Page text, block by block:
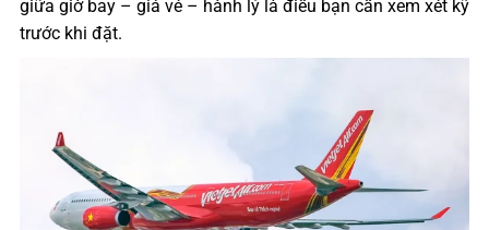
giữa giờ bay – giá vé – hành lý là điều bạn cần xem xét kỹ
trước khi đặt.